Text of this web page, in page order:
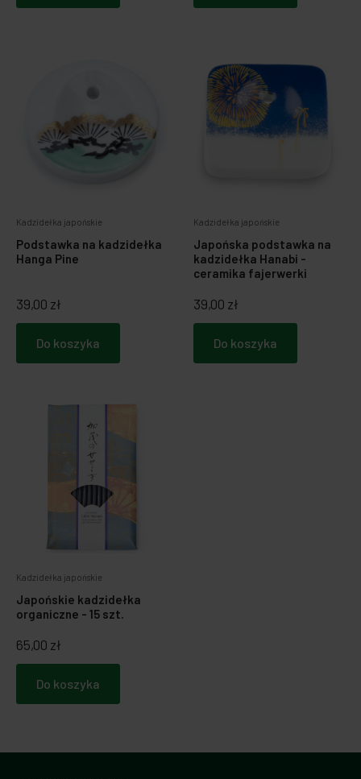
Kadzidełka japońskie
Podstawka na kadzidełka
Hanga Pine
39,00 zł
Do koszyka
Kadzidełka japońskie
Japońska podstawka na
kadzidełka Hanabi -
ceramika fajerwerki
39,00 zł
Do koszyka
Kadzidełka japońskie
Japońskie kadzidełka
organiczne - 15 szt.
65,00 zł
Do koszyka